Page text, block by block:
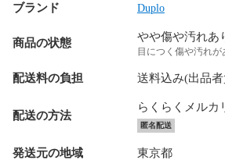
ブランド Duplo
商品の状態 やや傷や汚れあ
目につく傷や汚れが
配送料の負担 送料込み(出品
配送の方法
らくらくメルカ
匿名配送
発送元の地域 東京都